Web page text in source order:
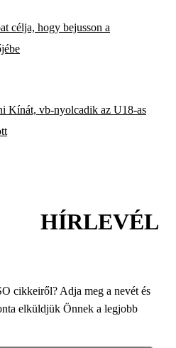
célja, hogy bejusson a
Kínát, vb-nyolcadik az U18-as
HÍRLEVÉL
cikkeiről? Adja meg a nevét és
elküldjük Önnek a legjobb